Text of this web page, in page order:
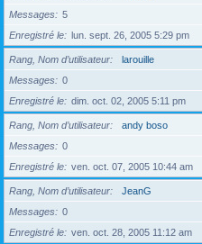
Messages
5
Enregistré le
lun. sept. 26, 2005 5:29 pm
Rang, Nom d’utilisateur
larouille
Messages
0
Enregistré le
dim. oct. 02, 2005 5:11 pm
Rang, Nom d’utilisateur
andy boso
Messages
0
Enregistré le
ven. oct. 07, 2005 10:44 am
Rang, Nom d’utilisateur
JeanG
Messages
0
Enregistré le
ven. oct. 28, 2005 11:12 am